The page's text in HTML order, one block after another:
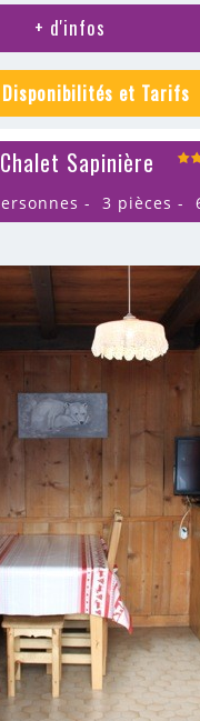
+ d'infos
Disponibilités et Tarifs
Sapinière
3 pièces